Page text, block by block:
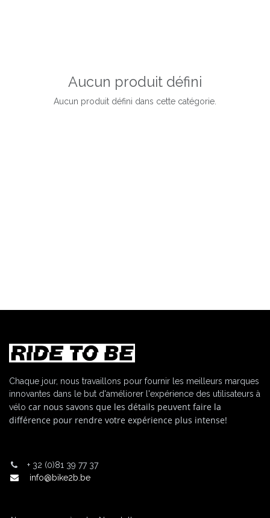
Aucun produit défini
Aucun produit défini dans cette catégorie.
Chaque jour, nous travaillons pour fournir les meilleurs marques
innovantes dans le but d'améliorer l'expérience des utilisateurs à
vélo car nous savons que les détails peuvent faire la
différence pour rendre votre expérience plus intense!
+ 32 (0)81 39 77 37
info@bike2b.be